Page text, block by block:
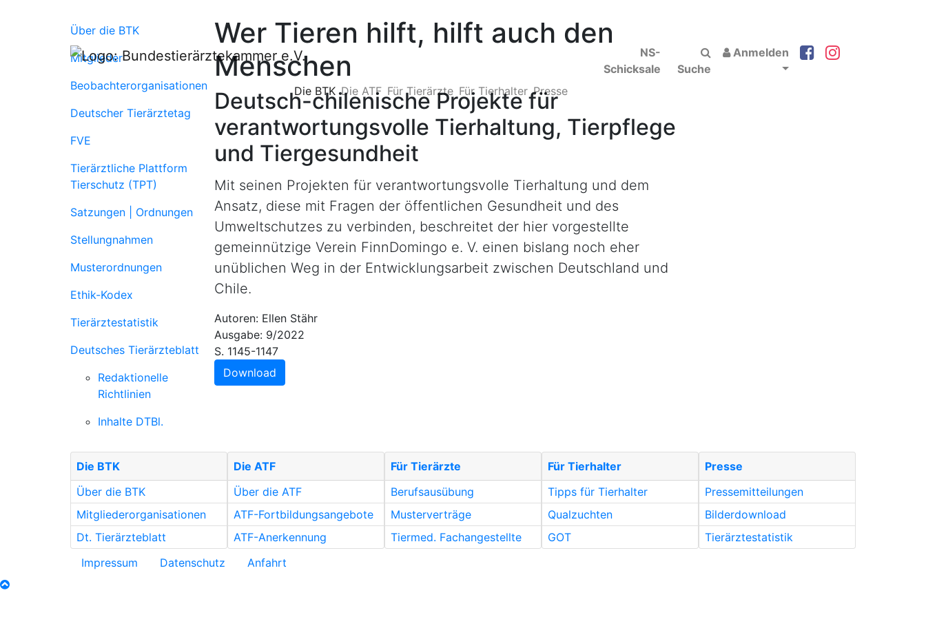
NS-
Schicksale
Suche
Anmelden
Die BTK Die ATF Für Tierärzte Für Tierhalter Presse
Über die BTK
Mitglieder
Beobachterorganisationen
Deutscher Tierärztetag
FVE
Tierärztliche Plattform
Tierschutz (TPT)
Satzungen | Ordnungen
Stellungnahmen
Musterordnungen
Ethik-Kodex
Tierärztestatistik
Deutsches Tierärzteblatt
Redaktionelle
Richtlinien
Inhalte DTBl.
Wer Tieren hilft, hilft auch den
Menschen
Deutsch-chilenische Projekte für
verantwortungsvolle Tierhaltung, Tierpflege
und Tiergesundheit
Mit seinen Projekten für verantwortungsvolle Tierhaltung und dem
Ansatz, diese mit Fragen der öffentlichen Gesundheit und des
Umweltschutzes zu verbinden, beschreitet der hier vorgestellte
gemeinnützige Verein FinnDomingo e. V. einen bislang noch eher
unüblichen Weg in der Entwicklungsarbeit zwischen Deutschland und
Chile.
Autoren: Ellen Stähr
Ausgabe: 9/2022
S. 1145-1147
Download
Die BTK
Über die BTK
Mitgliederorganisationen
Dt. Tierärzteblatt
Die ATF
Über die ATF
ATF-Fortbildungsangebote
ATF-Anerkennung
Für Tierärzte
Berufsausübung
Musterverträge
Tiermed. Fachangestellte
Für Tierhalter
Tipps für Tierhalter
Qualzuchten
GOT
Presse
Pressemitteilungen
Bilderdownload
Tierärztestatistik
Impressum
Datenschutz
Anfahrt
nach oben